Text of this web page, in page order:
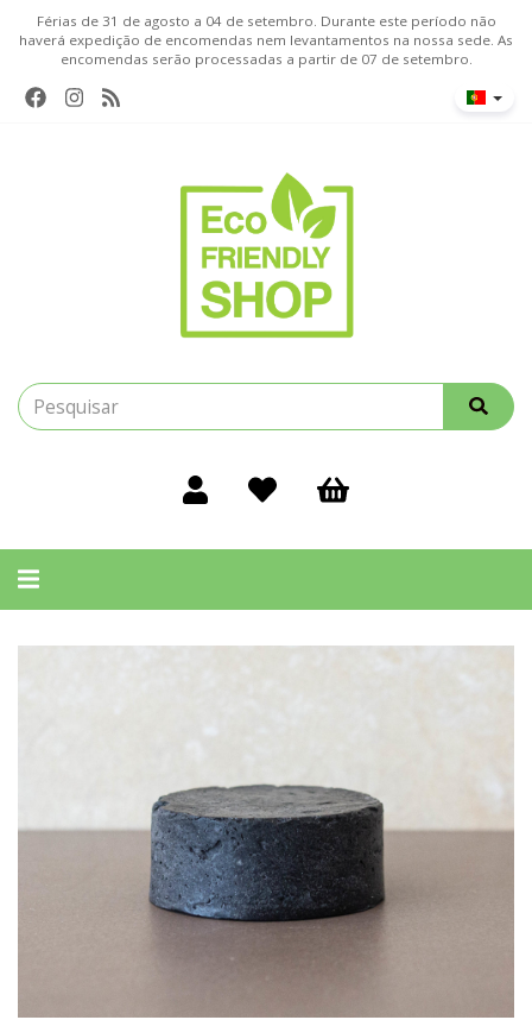
Férias de 31 de agosto a 04 de setembro. Durante este período não
haverá expedição de encomendas nem levantamentos na nossa sede. As
encomendas serão processadas a partir de 07 de setembro.
Alternar